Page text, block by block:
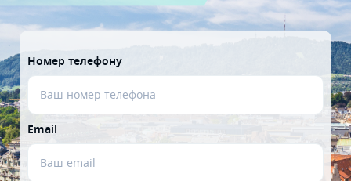
Номер телефону
Email